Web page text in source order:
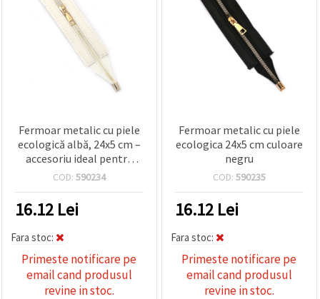
Fermoar metalic cu piele
ecologică albă, 24x5 cm –
accesoriu ideal pentru
genți croșetate, DIY și
COD: 590234
16.12 Lei
Fara stoc:
Primeste notificare pe
email cand produsul
revine in stoc.
Fermoar metalic cu piele
ecologica 24x5 cm culoare
negru
COD: 590235
16.12 Lei
Fara stoc:
Primeste notificare pe
email cand produsul
revine in stoc.